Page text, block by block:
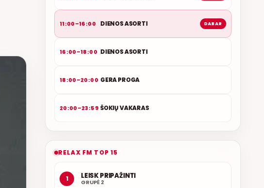
11:00–16:00 DIENOS ASORTI DABAR
16:00–18:00 DIENOS ASORTI
18:00–20:00 GERA PROGA
20:00–23:59 ŠOKIŲ VAKARAS
RELAX FM TOP 15
1 LEISK PRIPAŽINTI
GRUPĖ 2